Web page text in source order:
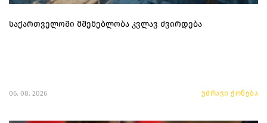
საქართველოში მშენებლობა კვლავ ძვირდება
06. 08. 2026 უძრავი ქონება